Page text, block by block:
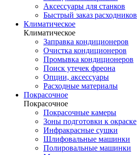
Аксессуары для станков
Быстрый заказ расходников
Климатическое
Климатическое
Заправка кондиционеров
Очистка кондиционеров
Промывка кондиционеров
Поиск утечек фреона
Опции, аксессуары
Расходные материалы
Покрасочное
Покрасочное
Покрасочные камеры
Зоны подготовки к окраске
Инфракрасные сушки
Шлифовальные машинки
Полировальные машинки